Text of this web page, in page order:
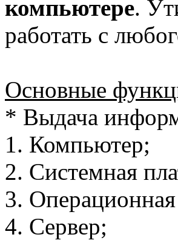
компьютере.
работать с
Основные
* Выдача
1. Компьютер;
2. Системная
3.
4. Сервер;